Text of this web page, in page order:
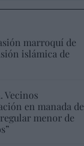
marroquí de
islámica de
Vecinos
en manada de
menor de